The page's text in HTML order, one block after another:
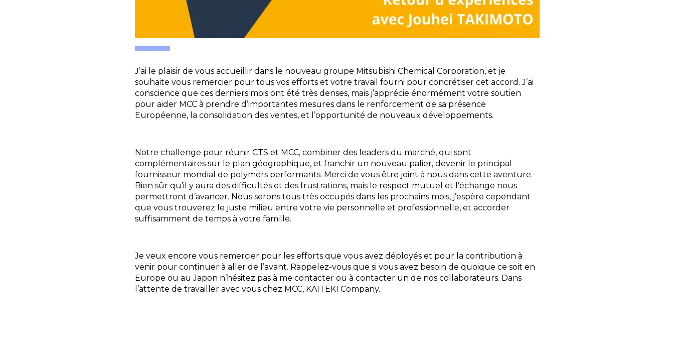
J’ai le plaisir de vous accueillir dans le nouveau groupe Mitsubishi Chemical Corporation, et je
souhaite vous remercier pour tous vos efforts et votre travail fourni pour concrétiser cet accord. J’ai
conscience que ces derniers mois ont été très denses, mais j’apprécie énormément votre soutien
pour aider MCC à prendre d’importantes mesures dans le renforcement de sa présence
Européenne, la consolidation des ventes, et l’opportunité de nouveaux développements.
Notre challenge pour réunir CTS et MCC, combiner des leaders du marché, qui sont
complémentaires sur le plan géographique, et franchir un nouveau palier, devenir le principal
fournisseur mondial de polymers performants. Merci de vous être joint à nous dans cette aventure.
Bien sûr qu’il y aura des difficultés et des frustrations, mais le respect mutuel et l’échange nous
permettront d’avancer. Nous serons tous très occupés dans les prochains mois, j’espère cependant
que vous trouverez le juste milieu entre votre vie personnelle et professionnelle, et accorder
suffisamment de temps à votre famille.
Je veux encore vous remercier pour les efforts que vous avez déployés et pour la contribution à
venir pour continuer à aller de l’avant. Rappelez-vous que si vous avez besoin de quoique ce soit en
Europe ou au Japon n’hésitez pas à me contacter ou à contacter un de nos collaborateurs. Dans
l’attente de travailler avec vous chez MCC, KAITEKI Company.